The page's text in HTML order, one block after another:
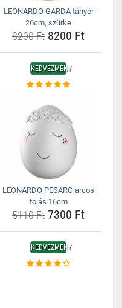
LEONARDO GARDA tányér
26cm, szürke
8200 Ft 8200 Ft
KEDVEZMÉNY
LEONARDO PESARO arcos
tojás 16cm
5110 Ft 7300 Ft
KEDVEZMÉNY